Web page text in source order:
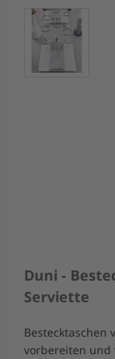
Duni -
Serviette
Bestecktaschen
vorbereiten und